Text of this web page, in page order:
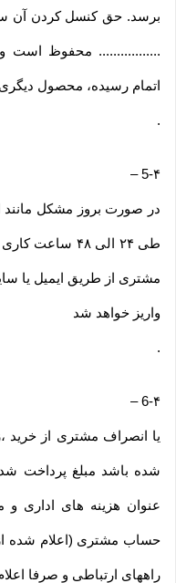
برسد. حق کنسل کردن آن
................. محفوظ است و
اتمام رسیده، محصول دیگری
.
5-۴–
در صورت بروز مشکل مانند
طی ۲۴ الی ۴۸
مشتری از طریق ایمیل یا
واریز خواهد شد
.
6-۴–
یا انصراف مشتری از خرید
حساب مشتری (اعلام شده
راههای ارتباطی و صرفا